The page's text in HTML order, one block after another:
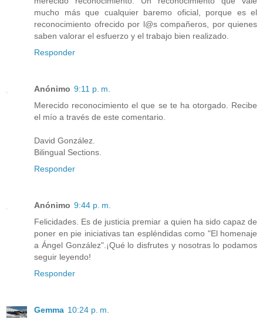
mucho más que cualquier baremo oficial, porque es el
reconocimiento ofrecido por l@s compañeros, por quienes
saben valorar el esfuerzo y el trabajo bien realizado.
Responder
Anónimo 9:11 p. m.
Merecido reconocimiento el que se te ha otorgado. Recibe
el mío a través de este comentario.
David González.
Bilingual Sections.
Responder
Anónimo 9:44 p. m.
Felicidades. Es de justicia premiar a quien ha sido capaz de
poner en pie iniciativas tan espléndidas como "El homenaje
a Ángel González".¡Qué lo disfrutes y nosotras lo podamos
seguir leyendo!
Responder
Gemma 10:24 p. m.